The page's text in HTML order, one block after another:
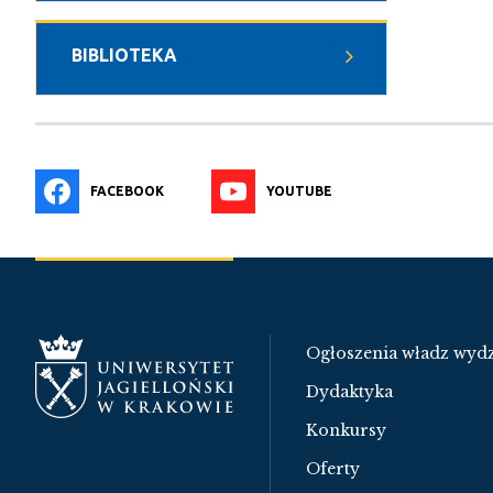
BIBLIOTEKA
FACEBOOK YOUTUBE
Ogłoszenia władz
Dydaktyka
Konkursy
Oferty